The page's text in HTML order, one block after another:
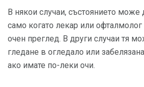
В някои случаи, състоянието може
само когато лекар или
очен преглед. В други случаи тя
гледане в огледало или
ако имате по-леки очи.